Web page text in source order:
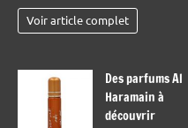
Voir article complet
Des parfums Al
Haramain à
découvrir